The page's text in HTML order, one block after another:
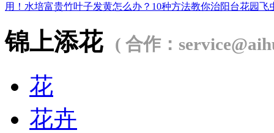
用！ 水培富贵竹叶子发黄怎么办？ 10种方法教你治阳台花园飞
锦上添花 ( 合作：
花
花卉